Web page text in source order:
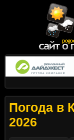
Погода в
2026